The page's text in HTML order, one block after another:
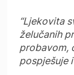
“Ljekovita
želučanih
probavom,
pospješuje